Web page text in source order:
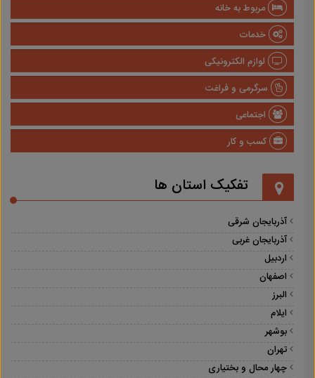
مربوط به خانه
خدمات
لوازم الکترونیکی
سرگرمی و فراغت
اجتماعی
کسب و کار
تفکیک استان ها
آذربایجان شرقی
آذربایجان غربی
اردبیل
اصفهان
البرز
ایلام
بوشهر
تهران
چهار محال و بختیاری